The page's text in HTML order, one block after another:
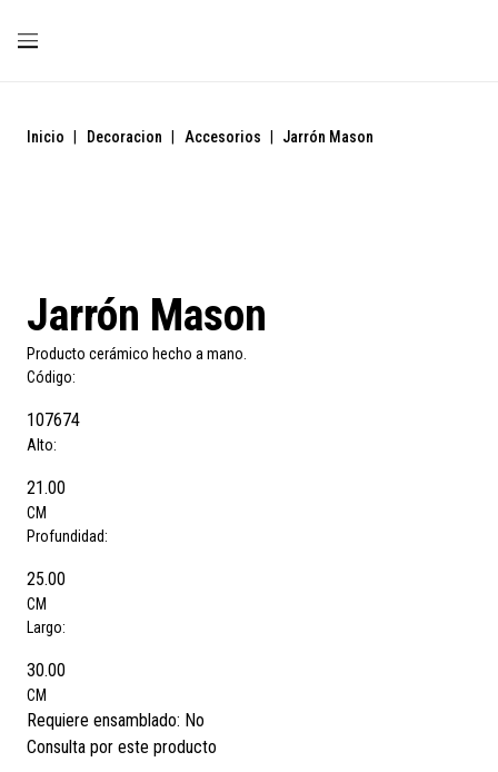
Inicio Decoracion Accesorios Jarrón Mason
Jarrón Mason
Producto cerámico hecho a mano.
Código:
107674
Alto:
21.00
CM
Profundidad:
25.00
CM
Largo:
30.00
CM
Requiere ensamblado: No
Consulta por este producto